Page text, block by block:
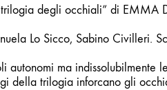
trilogia degli occhiali” di EMMA
Lo Sicco, Sabino Civilleri.
autonomi ma indissolubilmente
della trilogia inforcano gli